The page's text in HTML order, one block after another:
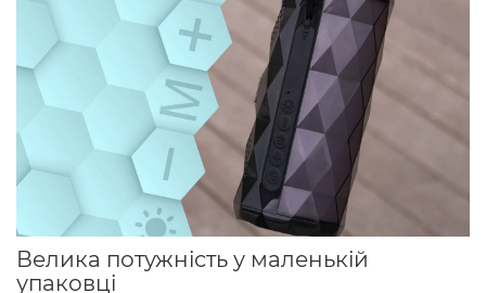
Велика потужність у маленькій
упаковці